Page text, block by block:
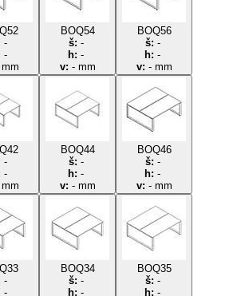
-
-
BOQ54
š: -
h: -
v: -mm
BOQ56
š: -
h: -
v: -mm
-
-
BOQ44
š: -
h: -
v: -mm
BOQ46
š: -
h: -
v: -mm
-
-
BOQ34
š: -
h: -
BOQ35
š: -
h: -